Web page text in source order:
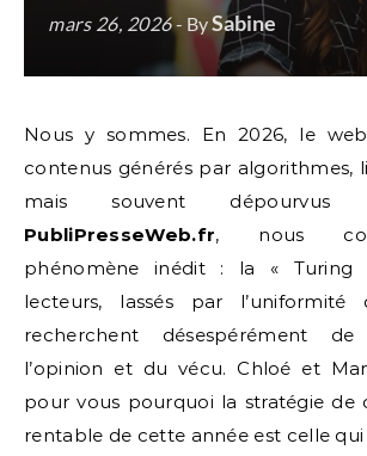
mars 26, 2026- BySabine
Nous y sommes. En 2026, le
contenus générés par algorithmes,
mais souvent dépourvus
PubliPresseWeb.fr, nous
phénomène inédit : la « Turing
lecteurs, lassés par
recherchent désespérément de
l’opinion et du vécu. Chloé et
pour vous pourquoi la stratégie de
rentable de cette année est celle